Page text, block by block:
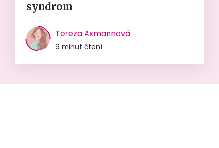
syndrom
Tereza Axmannová
9 minut čtení